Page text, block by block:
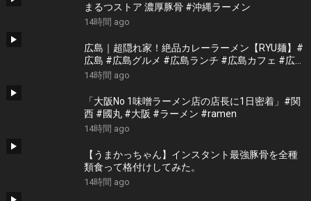
まるつストア 濃厚豚骨 #沖縄ラーメン
14時間 ago
広島｜超隠れ家！絶品カレーラーメン【RYU麺】#
広島 #広島グルメ #広島ランチ #広島カフェ #広島
ディナー #japanesefood #japantrip #hiroshima
14時間 ago
「大阪No 1味噌ラーメン店の店長に1日密着」#関
西 #國丸 #大阪 #ラーメン #ramen
14時間 ago
【うまかっちゃん】インスタント最強豚骨を全種
類食って格付けしてみた。
14時間 ago